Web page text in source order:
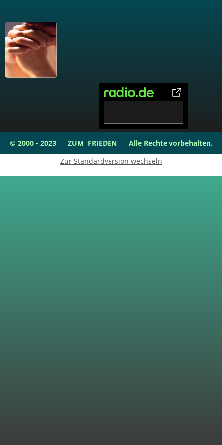
0%
Complete
© 2000 - 2023 ZUM FRIEDEN Alle Rechte vorbehalten.
Zur Standardversion wechseln